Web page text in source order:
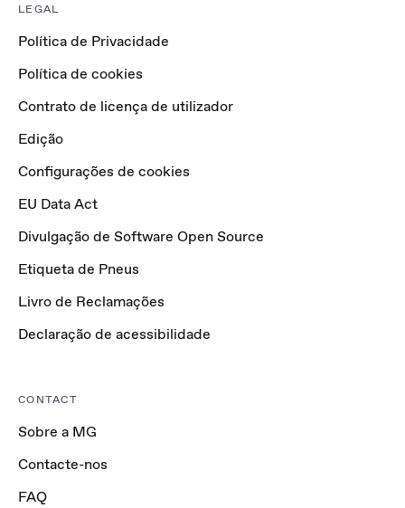
LEGAL
Política de Privacidade
Política de cookies
Contrato de licença de utilizador
Edição
Configurações de cookies
EU Data Act
Divulgação de Software Open Source
Etiqueta de Pneus
Livro de Reclamações
Declaração de acessibilidade
CONTACT
Sobre a MG
Contacte-nos
FAQ